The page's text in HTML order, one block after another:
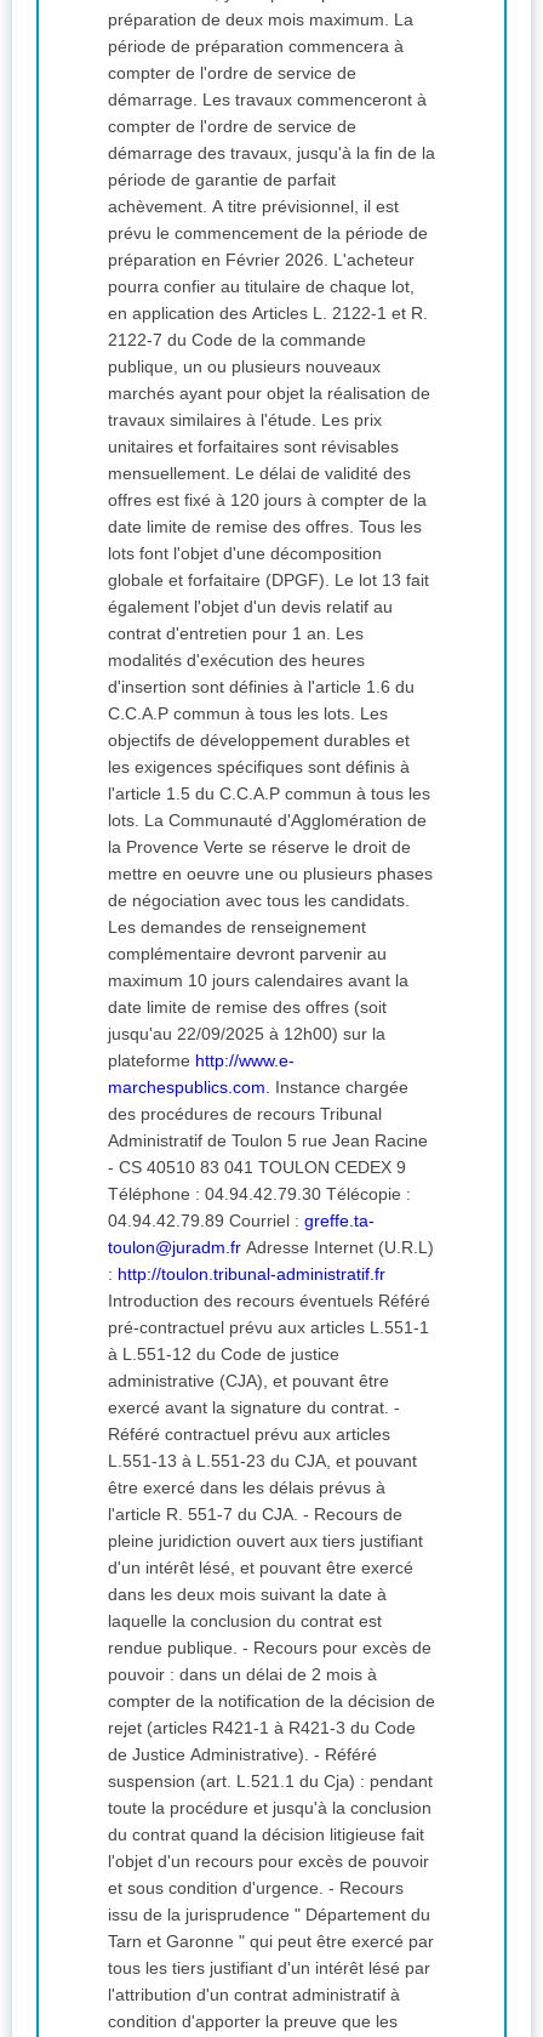
préparation de deux mois maximum. La
période de préparation commencera à
compter de l'ordre de service de
démarrage. Les travaux commenceront à
compter de l'ordre de service de
démarrage des travaux, jusqu'à la fin de la
période de garantie de parfait
achèvement. A titre prévisionnel, il est
prévu le commencement de la période de
préparation en Février 2026. L'acheteur
pourra confier au titulaire de chaque lot,
en application des Articles L. 2122-1 et R.
2122-7 du Code de la commande
publique, un ou plusieurs nouveaux
marchés ayant pour objet la réalisation de
travaux similaires à l'étude. Les prix
unitaires et forfaitaires sont révisables
mensuellement. Le délai de validité des
offres est fixé à 120 jours à compter de la
date limite de remise des offres. Tous les
lots font l'objet d'une décomposition
globale et forfaitaire (DPGF). Le lot 13 fait
également l'objet d'un devis relatif au
contrat d'entretien pour 1 an. Les
modalités d'exécution des heures
d'insertion sont définies à l'article 1.6 du
C.C.A.P commun à tous les lots. Les
objectifs de développement durables et
les exigences spécifiques sont définis à
l'article 1.5 du C.C.A.P commun à tous les
lots. La Communauté d'Agglomération de
la Provence Verte se réserve le droit de
mettre en oeuvre une ou plusieurs phases
de négociation avec tous les candidats.
Les demandes de renseignement
complémentaire devront parvenir au
maximum 10 jours calendaires avant la
date limite de remise des offres (soit
jusqu'au 22/09/2025 à 12h00) sur la
plateforme http://www.e-
marchespublics.com.
des procédures de recours Tribunal
Administratif de Toulon 5 rue Jean Racine
- CS 40510 83 041 TOULON CEDEX 9
Téléphone : 04.94.42.79.30 Télécopie :
04.94.42.79.89 Courriel : greffe.ta-
toulon@juradm.fr
: http://toulon.tribunal-administratif.fr
Introduction des recours éventuels Référé
pré-contractuel prévu aux articles L.551-1
à L.551-12 du Code de justice
administrative (CJA), et pouvant être
exercé avant la signature du contrat. -
Référé contractuel prévu aux articles
L.551-13 à L.551-23 du CJA, et pouvant
être exercé dans les délais prévus à
l'article R. 551-7 du CJA. - Recours de
pleine juridiction ouvert aux tiers justifiant
d'un intérêt lésé, et pouvant être exercé
dans les deux mois suivant la date à
laquelle la conclusion du contrat est
rendue publique. - Recours pour excès de
pouvoir : dans un délai de 2 mois à
compter de la notification de la décision de
rejet (articles R421-1 à R421-3 du Code
de Justice Administrative). - Référé
suspension (art. L.521.1 du Cja) : pendant
toute la procédure et jusqu'à la conclusion
du contrat quand la décision litigieuse fait
l'objet d'un recours pour excès de pouvoir
et sous condition d'urgence. - Recours
issu de la jurisprudence " Département du
Tarn et Garonne " qui peut être exercé par
tous les tiers justifiant d'un intérêt lésé par
l'attribution d'un contrat administratif à
condition d'apporter la preuve que les